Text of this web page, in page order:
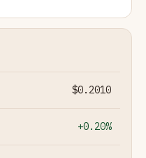
$0.2010
+0.20%